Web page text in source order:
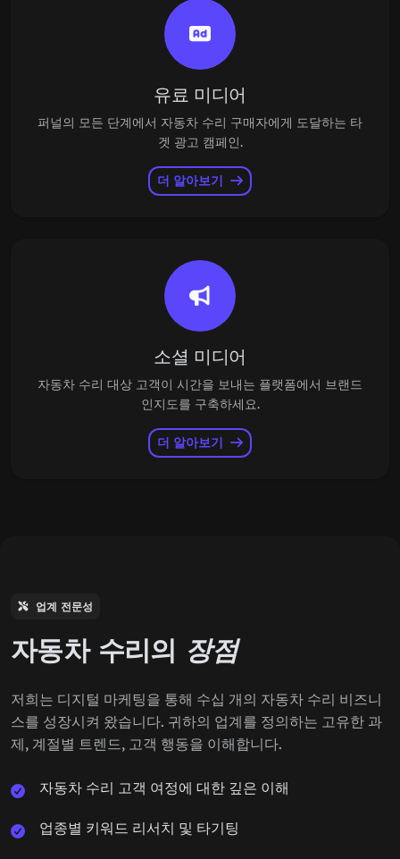
유료 미디어
퍼널의 모든 단계에서 자동차 수리 구매자에게 도달하는 타
겟 광고 캠페인.
더 알아보기
소셜 미디어
자동차 수리 대상 고객이 시간을 보내는 플랫폼에서 브랜드
인지도를 구축하세요.
더 알아보기
업계 전문성
자동차 수리의 장점
저희는 디지털 마케팅을 통해 수십 개의 자동차 수리 비즈니
스를 성장시켜 왔습니다. 귀하의 업계를 정의하는 고유한 과
제, 계절별 트렌드, 고객 행동을 이해합니다.
자동차 수리 고객 여정에 대한 깊은 이해
업종별 키워드 리서치 및 타기팅